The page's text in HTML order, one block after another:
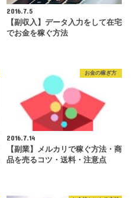
2016.7.5
【副収入】データ入力をして在宅
でお金を稼ぐ方法
お金の稼ぎ方
2016.7.14
【副業】メルカリで稼ぐ方法・商
品を売るコツ・送料・注意点